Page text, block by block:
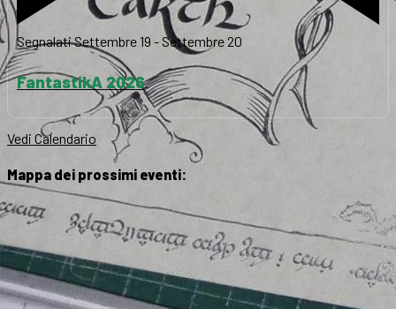
SegnalatiSettembre 19 - Settembre 20
FantastikA 2026
Vedi Calendario
Mappa dei prossimi eventi: